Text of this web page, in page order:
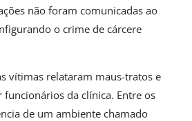
não foram comunicadas ao
o crime de cárcere
vítimas relataram maus-tratos e
da clínica. Entre os
de um ambiente chamado